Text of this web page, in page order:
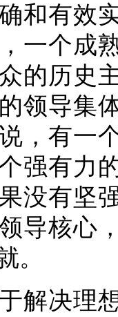
和有效
一个成
的历史
领导集
，有一
强有力
没有坚
导核心
。
决理想